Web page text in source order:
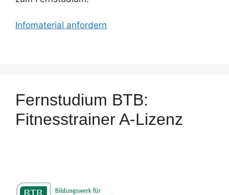
Infomaterial anfordern
Fernstudium BTB:
Fitnesstrainer A-Lizenz